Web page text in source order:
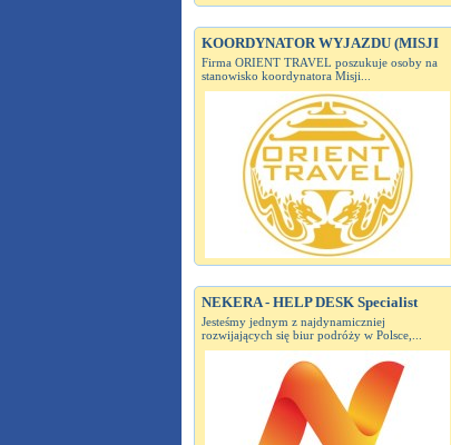
KOORDYNATOR WYJAZDU (MISJI
Firma ORIENT TRAVEL poszukuje osoby na
stanowisko koordynatora Misji...
NEKERA - HELP DESK Specialist
Jesteśmy jednym z najdynamiczniej
rozwijających się biur podróży w Polsce,...